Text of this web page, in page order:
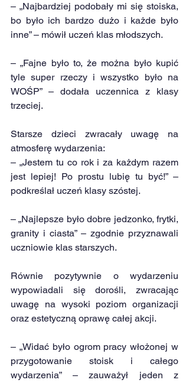
– „Najbardziej podobały mi się stoiska,
bo było ich bardzo dużo i każde było
inne” – mówił uczeń klas młodszych.
– „Fajne było to, że można było kupić
tyle super rzeczy i wszystko było na
WOŚP” – dodała uczennica z klasy
trzeciej.
Starsze dzieci zwracały uwagę na
atmosferę wydarzenia:
– „Jestem tu co rok i za każdym razem
jest lepiej! Po prostu lubię tu być!” –
podkreślał uczeń klasy szóstej.
– „Najlepsze było dobre jedzonko, frytki,
granity i ciasta” – zgodnie przyznawali
uczniowie klas starszych.
Równie pozytywnie o wydarzeniu
wypowiadali się dorośli, zwracając
uwagę na wysoki poziom organizacji
oraz estetyczną oprawę całej akcji.
– „Widać było ogrom pracy włożonej w
przygotowanie stoisk i całego
wydarzenia” – zauważył jeden z